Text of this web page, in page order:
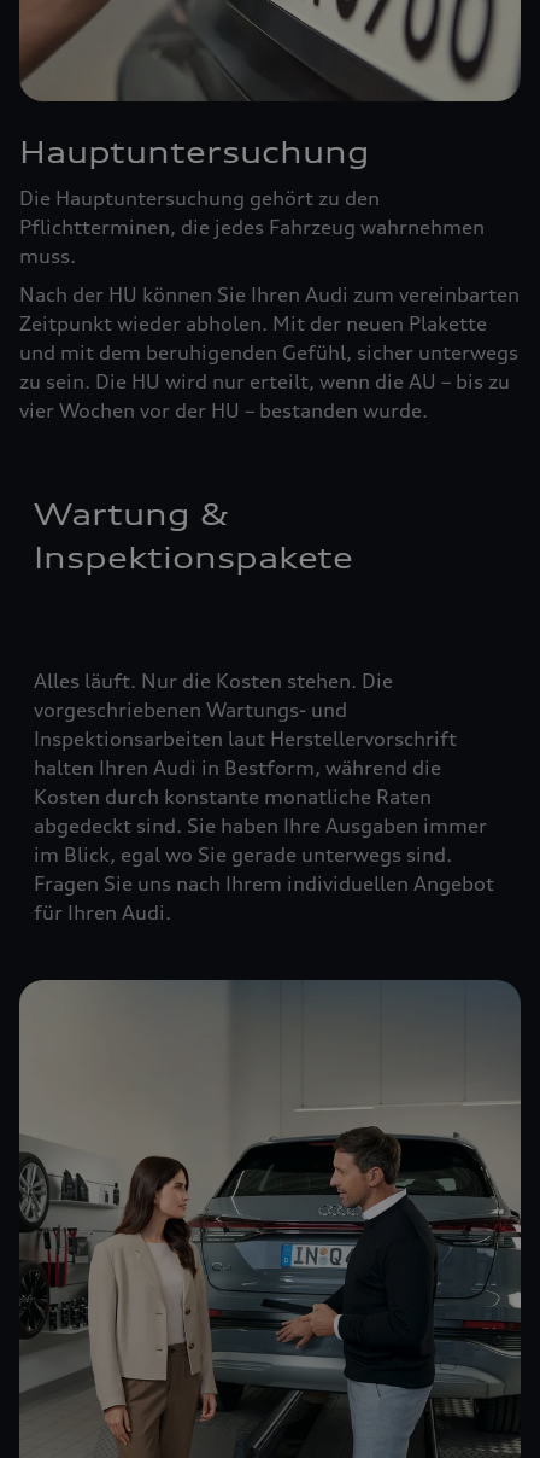
Hauptuntersuchung
Die Hauptuntersuchung gehört zu den
Pflichtterminen, die jedes Fahrzeug wahrnehmen
muss.
Nach der HU können Sie Ihren Audi zum vereinbarten
Zeitpunkt wieder abholen. Mit der neuen Plakette
und mit dem beruhigenden Gefühl, sicher unterwegs
zu sein. Die HU wird nur erteilt, wenn die AU – bis zu
vier ­Woch­en vor der HU – bestanden wurde.
Wartung &
Inspektionspakete
Alles läuft. Nur die Kosten stehen. Die
vorgeschriebenen Wartungs- und
Inspektionsarbeiten laut Herstellervorschrift
halten Ihren Audi in Bestform, während die
Kosten durch konstante monatliche Raten
abgedeckt sind. Sie haben Ihre Ausgaben immer
im Blick, egal wo Sie gerade unterwegs sind.
Fragen Sie uns nach Ihrem individuellen Angebot
für Ihren Audi.